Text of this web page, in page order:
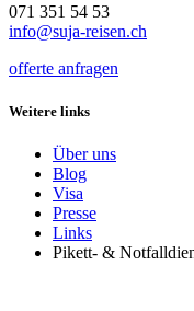
071 351 54 53
info@suja-reisen.ch
offerte anfragen
Weitere links
Über uns
Blog
Visa
Presse
Links
Pikett- &